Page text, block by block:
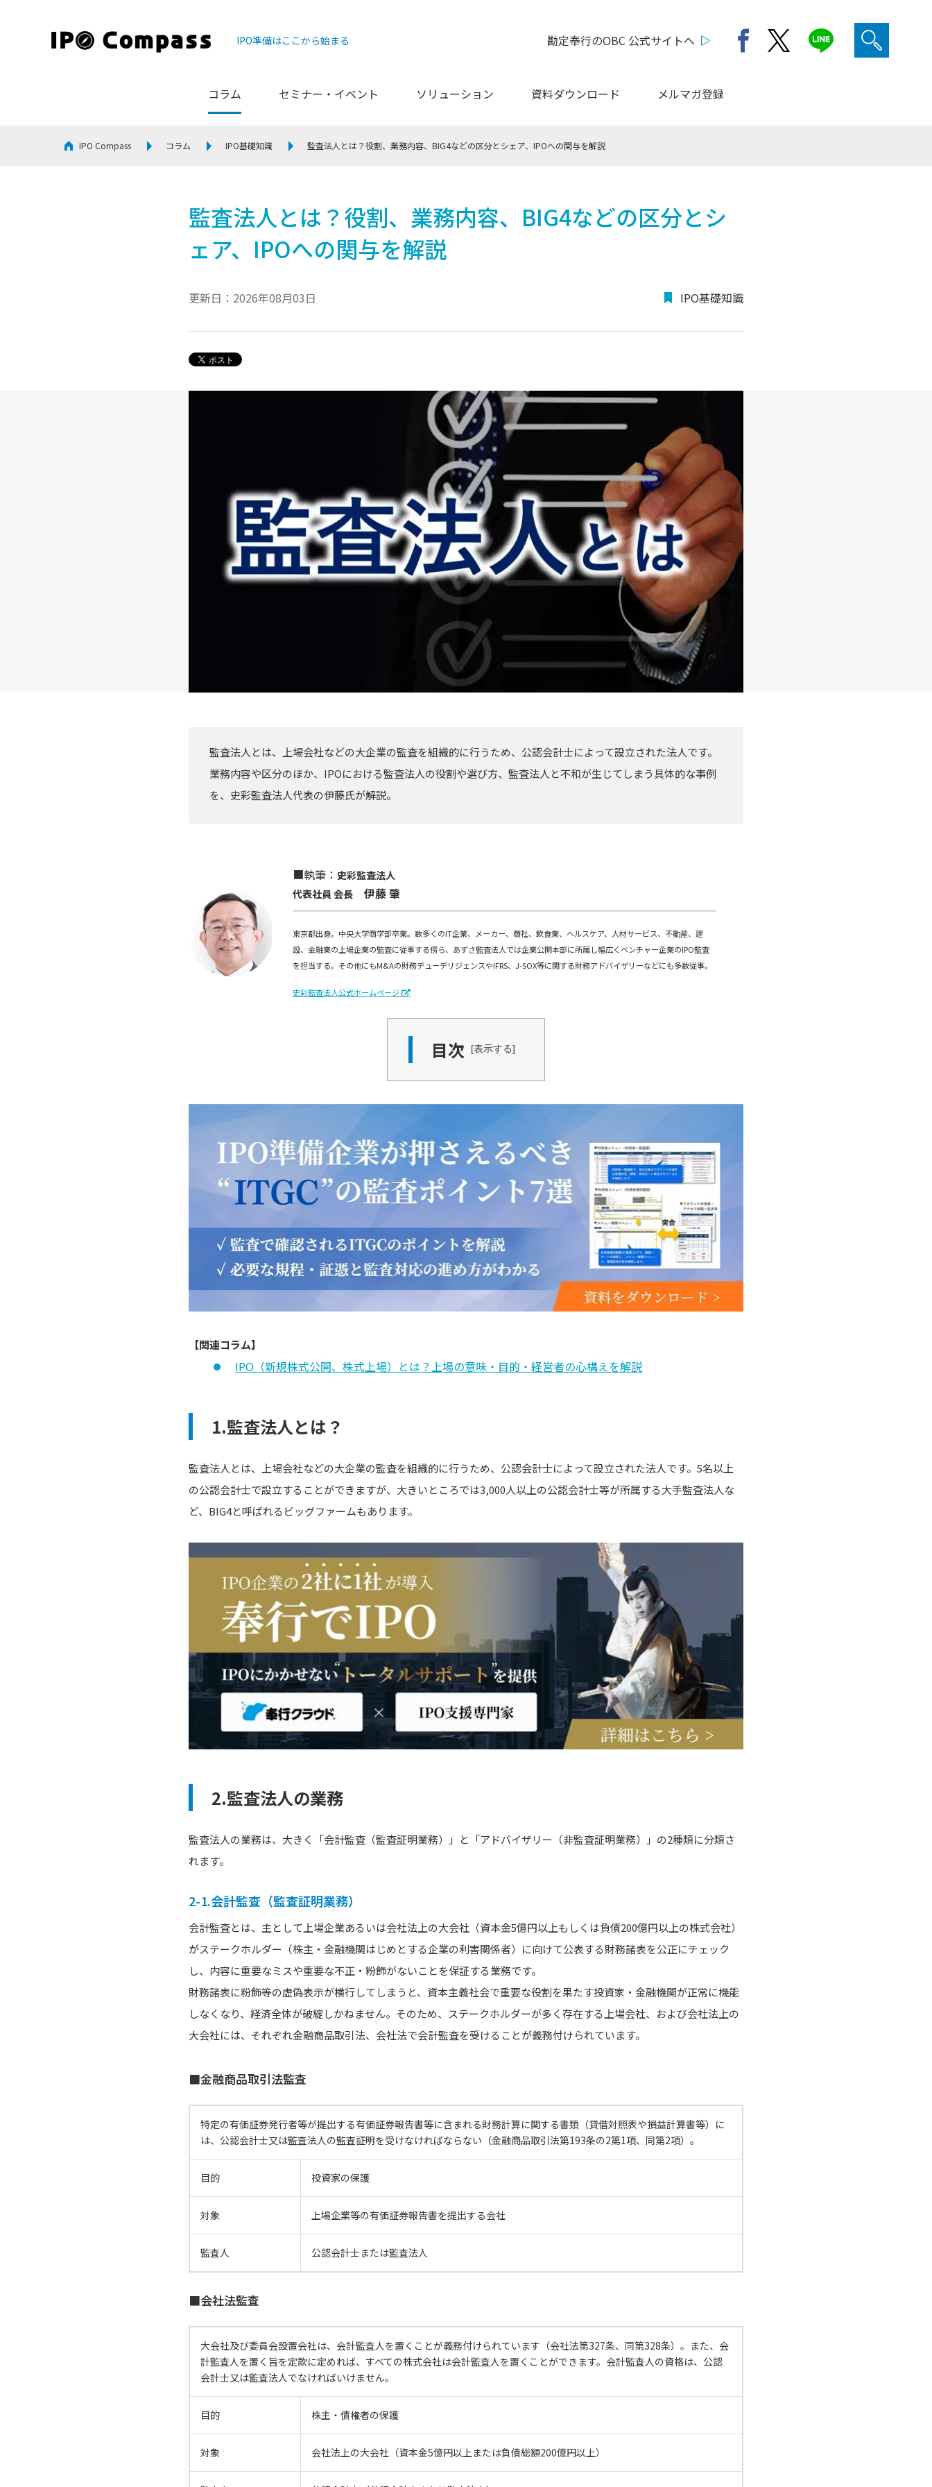
IPO準備はここから始まる 勘定奉行のOBC 公式サイトへ
コラム セミナー・イベント ソリューション 資料ダウンロード メルマガ登録
IPO Compass コラム IPO基礎知識 監査法人とは？役割、業務内容、BIG4などの区分とシェア、IPOへの関与を解説
監査法人とは？役割、業務内容、BIG4などの区分とシ
ェア、IPOへの関与を解説
更新日：2026年08月03日 IPO基礎知識
監査法人とは、上場会社などの大企業の監査を組織的に行うため、公認会計士によって設立された法人です。
業務内容や区分のほか、IPOにおける監査法人の役割や選び方、監査法人と不和が生じてしまう具体的な事例
を、史彩監査法人代表の伊藤氏が解説。
■執筆： 史彩監査法人
代表社員 会長 伊藤 肇
東京都出身。中央大学商学部卒業。数多くのIT企業、メーカー、商社、飲食業、ヘルスケア、人材サービス、不動産、建
設、金融業の上場企業の監査に従事する傍ら、あずさ監査法人では企業公開本部に所属し幅広くベンチャー企業のIPO監査
を担当する。その他にもM&Aの財務デューデリジェンスやIFRS、J-SOX等に関する財務アドバイザリーなどにも多数従事。
史彩監査法人公式ホームページ
目次 表示する
【関連コラム】
IPO（新規株式公開、株式上場）とは？上場の意味・目的・経営者の心構えを解説
1.監査法人とは？
監査法人とは、上場会社などの大企業の監査を組織的に行うため、公認会計士によって設立された法人です。5名以上
の公認会計士で設立することができますが、大きいところでは3,000人以上の公認会計士等が所属する大手監査法人な
ど、BIG4と呼ばれるビッグファームもあります。
2.監査法人の業務
監査法人の業務は、大きく「会計監査（監査証明業務）」と「アドバイザリー（非監査証明業務）」の2種類に分類さ
れます。
2-1.会計監査（監査証明業務）
会計監査とは、主として上場企業あるいは会社法上の大会社（資本金5億円以上もしくは負債200億円以上の株式会社）
がステークホルダー（株主・金融機関はじめとする企業の利害関係者）に向けて公表する財務諸表を公正にチェック
し、内容に重要なミスや重要な不正・粉飾がないことを保証する業務です。
財務諸表に粉飾等の虚偽表示が横行してしまうと、資本主義社会で重要な役割を果たす投資家・金融機関が正常に機能
しなくなり、経済全体が破綻しかねません。そのため、ステークホルダーが多く存在する上場会社、および会社法上の
大会社には、それぞれ金融商品取引法、会社法で会計監査を受けることが義務付けられています。
■金融商品取引法監査
特定の有価証券発行者等が提出する有価証券報告書等に含まれる財務計算に関する書類（貸借対照表や損益計算書等）に
は、公認会計士又は監査法人の監査証明を受けなければならない（金融商品取引法第193条の2第1項、同第2項）。
目的 投資家の保護
対象 上場企業等の有価証券報告書を提出する会社
監査人 公認会計士または監査法人
■会社法監査
大会社及び委員会設置会社は、会計監査人を置くことが義務付けられています（会社法第327条、同第328条）。また、会
計監査人を置く旨を定款に定めれば、すべての株式会社は会計監査人を置くことができます。会計監査人の資格は、公認
会計士又は監査法人でなければいけません。
目的 株主・債権者の保護
対象 会社法上の大会社（資本金5億円以上または負債総額200億円以上）